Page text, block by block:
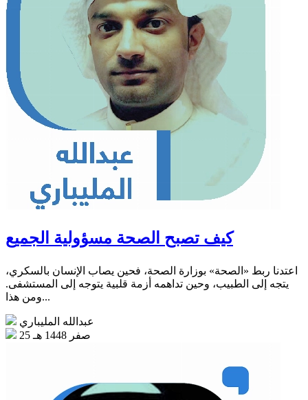
كيف تصبح الصحة مسؤولية الجميع
اعتدنا ربط «الصحة» بوزارة الصحة، فحين يصاب الإنسان بالسكري،
يتجه إلى الطبيب، وحين تداهمه أزمة قلبية يتوجه إلى المستشفى.
ومن هذا...
عبدالله المليباري
25 صفر 1448 هـ